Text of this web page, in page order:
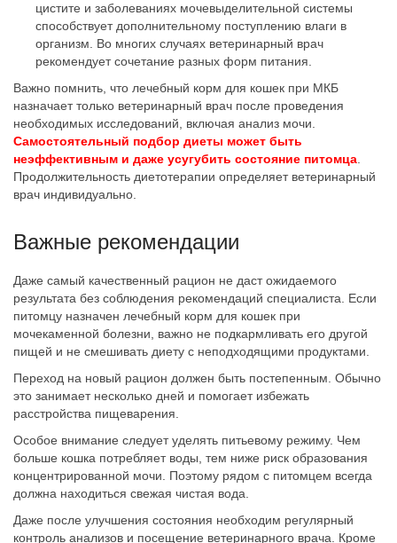
цистите и заболеваниях мочевыделительной системы
способствует дополнительному поступлению влаги в
организм. Во многих случаях ветеринарный врач
рекомендует сочетание разных форм питания.
Важно помнить, что лечебный корм для кошек при МКБ
назначает только ветеринарный врач после проведения
необходимых исследований, включая анализ мочи.
Самостоятельный подбор диеты может быть
неэффективным и даже усугубить состояние питомца
Продолжительность диетотерапии определяет ветеринарный
врач индивидуально.
Важные рекомендации
Даже самый качественный рацион не даст ожидаемого
результата без соблюдения рекомендаций специалиста. Если
питомцу назначен лечебный корм для кошек при
мочекаменной болезни, важно не подкармливать его другой
пищей и не смешивать диету с неподходящими продуктами.
Переход на новый рацион должен быть постепенным. Обычно
это занимает несколько дней и помогает избежать
расстройства пищеварения.
Особое внимание следует уделять питьевому режиму. Чем
больше кошка потребляет воды, тем ниже риск образования
концентрированной мочи. Поэтому рядом с питомцем всегда
должна находиться свежая чистая вода.
Даже после улучшения состояния необходим регулярный
контроль анализов и посещение ветеринарного врача. Кроме